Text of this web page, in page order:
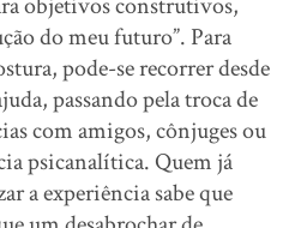
do meu futuro”. Para
pode-se recorrer desde
passando pela troca de
com amigos, cônjuges ou
psicanalítica. Quem já
a experiência sabe que